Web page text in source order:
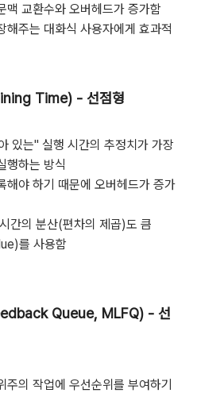
맥 교환수와 오버헤드가 증가함
해주는 대화식 사용자에게 효과적
Time) - 선점형
있는" 실행 시간의 추정치가 가장
행하는 방식
해야 하기 때문에 오버헤드가 증가
간의 분산(편차의 제곱)도 큼
를 사용함
Queue, MLFQ) - 선
의 작업에 우선순위를 부여하기